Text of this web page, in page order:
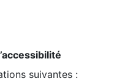
suivantes :